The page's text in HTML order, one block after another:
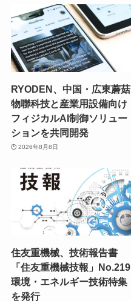
RYODEN、中国・広東蘑菇
物聯科技と産業用設備向け
フィジカルAI制御ソリュー
ションを共同開発
2026年8月8日
住友重機械、技術報告書
「住友重機械技報」No.219
環境・エネルギー技術特集
を発行